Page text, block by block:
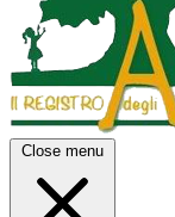
Close menu